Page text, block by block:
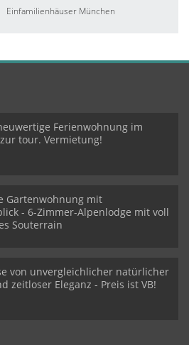
Einfamilienhäuser München
Ferienwohnung im
tour. Vermietung!
Gartenwohnung mit
- 6-Zimmer-Alpenlodge mit voll
Souterrain
von unvergleichlicher natürlicher
zeitloser Eleganz - Preis ist VB!